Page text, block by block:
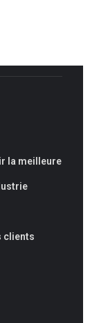
la meilleure
clients